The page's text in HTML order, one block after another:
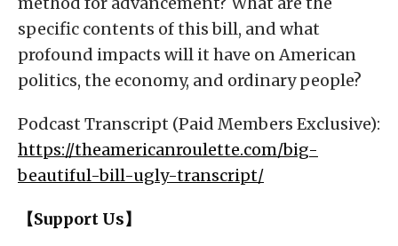
specific contents of this bill, and what
profound impacts will it have on American
politics, the economy, and ordinary people?
Podcast Transcript (Paid Members Exclusive):
https://theamericanroulette.com/big-
beautiful-bill-ugly-transcript/
【Support Us】